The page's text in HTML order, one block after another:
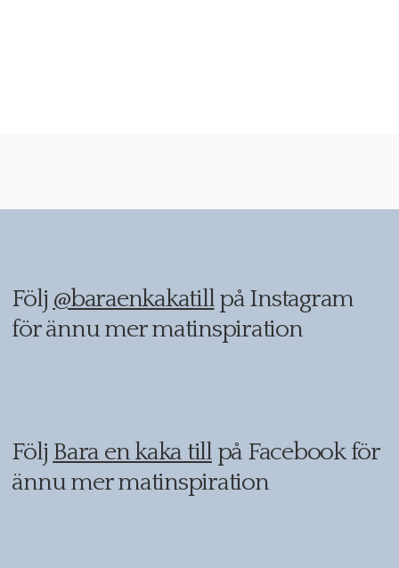
Följ @baraenkakatillpå Instagram
för ännu mer matinspiration
Följ Bara en kaka tillpå Facebook för
ännu mer matinspiration